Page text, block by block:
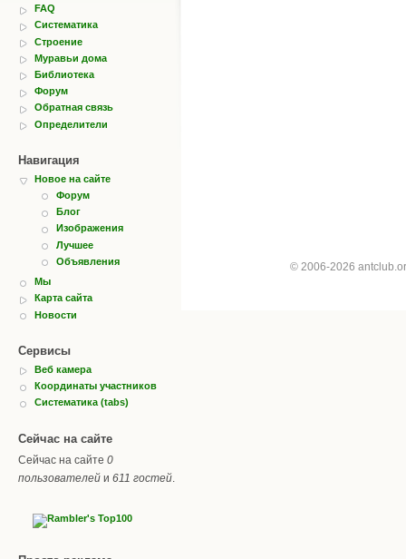
FAQ
Систематика
Строение
Муравьи дома
Библиотека
Форум
Обратная связь
Определители
Навигация
Новое на сайте
Форум
Блог
Изображения
Лучшее
Объявления
Мы
Карта сайта
Новости
Сервисы
Веб камера
Координаты участников
Систематика (tabs)
Сейчас на сайте
Сейчас на сайте 0
пользователей и 611 гостей
© 2006-2026